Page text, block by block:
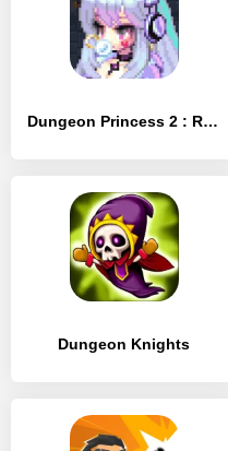
Dungeon Princess 2 : RPG
Dungeon Knights